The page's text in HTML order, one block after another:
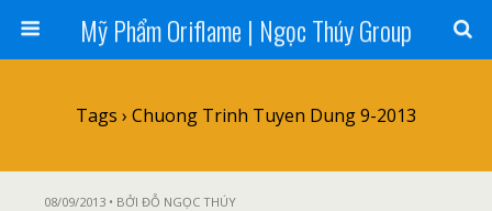
Mỹ Phẩm Oriflame | Ngọc Thúy Group
Tags › Chuong Trinh Tuyen Dung 9-2013
08/09/2013 • BỞI ĐỖ NGỌC THÚY